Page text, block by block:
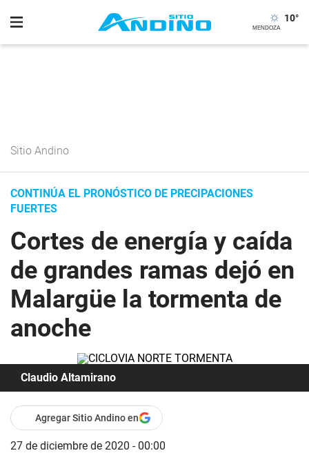
10°
Sitio Andino
CONTINÚA EL PRONÓSTICO DE PRECIPACIONES
FUERTES
Cortes de energía y caída
de grandes ramas dejó en
Malargüe la tormenta de
anoche
Claudio Altamirano
Agregar Sitio Andino en
27 de diciembre de 2020 - 00:00